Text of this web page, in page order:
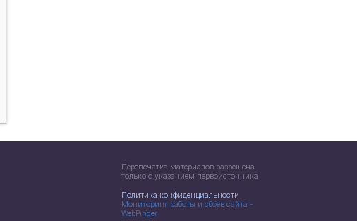
Перепечатка материалов разрешена
только с указанием первоисточника
Политика конфиденциальности
Мониторинг работы и сбоев сайта -
WebPinger